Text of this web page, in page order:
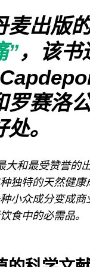
麦出版
”，该
罗赛洛
。
大和最受赞誉的
独特的天然健
小众成分变成
食中的必需品。